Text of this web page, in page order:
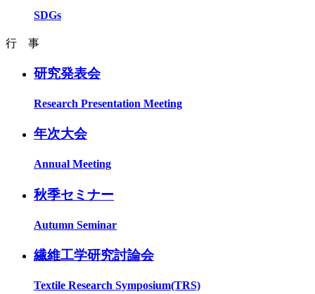
SDGs
行 事
研究発表会
Research Presentation Meeting
年次大会
Annual Meeting
秋季セミナー
Autumn Seminar
繊維工学研究討論会
Textile Research Symposium(TRS)